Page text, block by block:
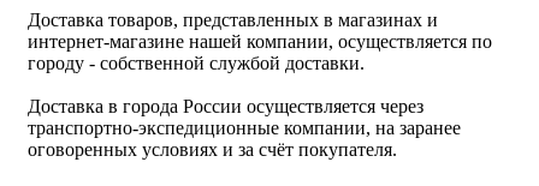
Доставка товаров, представленных в магазинах и
интернет-магазине нашей компании, осуществляется по
городу - собственной службой доставки.
Доставка в города России осуществляется через
транспортно-экспедиционные компании, на заранее
оговоренных условиях и за счёт покупателя.